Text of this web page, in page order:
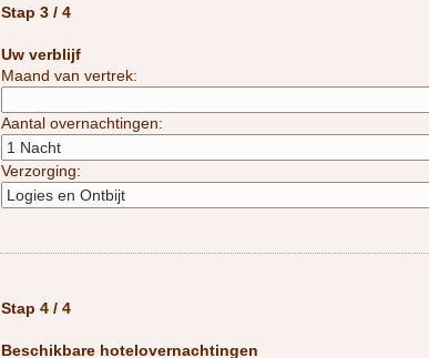
Stap 3 / 4
Uw verblijf
Maand van vertrek:
Aantal overnachtingen:
Verzorging:
Stap 4 / 4
Beschikbare hotelovernachtingen